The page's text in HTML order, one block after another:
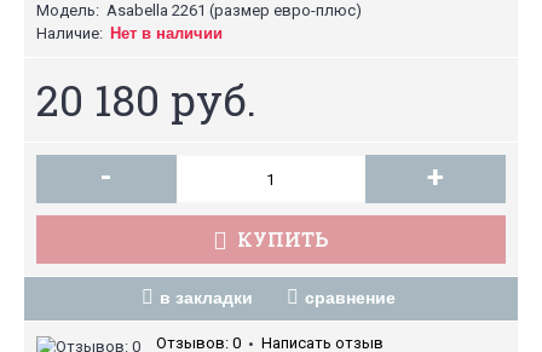
Модель: Asabella 2261 (размер евро-плюс)
Наличие: Нет в наличии
20 180 руб.
- +
КУПИТЬ
в закладки сравнение
Отзывов: 0 • Написать отзыв